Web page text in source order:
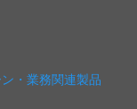
・業務関連製品